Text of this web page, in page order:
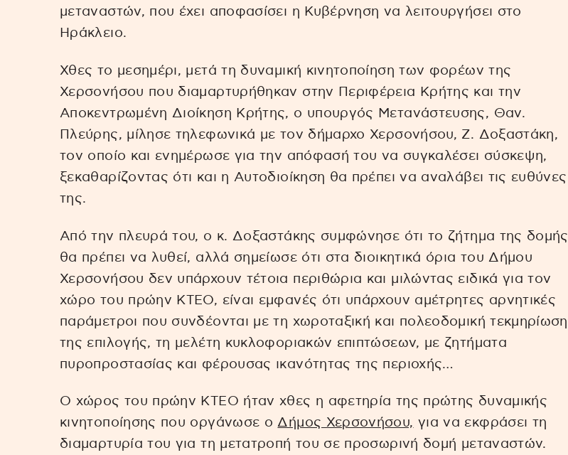
μεταναστών, που έχει αποφασίσει η Κυβέρνηση να λειτουργήσει στο
Ηράκλειο.
Χθες το μεσημέρι, μετά τη δυναμική κινητοποίηση των φορέων της
Χερσονήσου που διαμαρτυρήθηκαν στην Περιφέρεια Κρήτης και την
Αποκεντρωμένη Διοίκηση Κρήτης, ο υπουργός Μετανάστευσης, Θαν.
Πλεύρης, μίλησε τηλεφωνικά με τον δήμαρχο Χερσονήσου, Ζ. Δοξαστάκη,
τον οποίο και ενημέρωσε για την απόφασή του να συγκαλέσει σύσκεψη,
ξεκαθαρίζοντας ότι και η Αυτοδιοίκηση θα πρέπει να αναλάβει τις ευθύνες
της.
Από την πλευρά του, ο κ. Δοξαστάκης συμφώνησε ότι το ζήτημα της δομής
θα πρέπει να λυθεί, αλλά σημείωσε ότι στα διοικητικά όρια του Δήμου
Χερσονήσου δεν υπάρχουν τέτοια περιθώρια και μιλώντας ειδικά για τον
χώρο του πρώην ΚΤΕΟ, είναι εμφανές ότι υπάρχουν αμέτρητες αρνητικές
παράμετροι που συνδέονται με τη χωροταξική και πολεοδομική τεκμηρίωση
της επιλογής, τη μελέτη κυκλοφοριακών επιπτώσεων, με ζητήματα
πυροπροστασίας και φέρουσας ικανότητας της περιοχής…
Ο χώρος του πρώην ΚΤΕΟ ήταν χθες η αφετηρία της πρώτης δυναμικής
κινητοποίησης που οργάνωσε οΔήμος Χερσονήσου, για να εκφράσει τη
διαμαρτυρία του για τη μετατροπή του σε προσωρινή δομή μεταναστών.